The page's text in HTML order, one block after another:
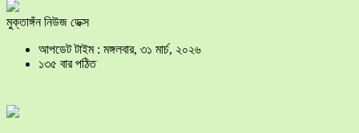
মুক্তাঙ্গঁন নিউজ ডেক্স
আপডেট টাইম : মঙ্গলবার, ৩১ মার্চ, ২০২৬
১৩৫ বার পঠিত